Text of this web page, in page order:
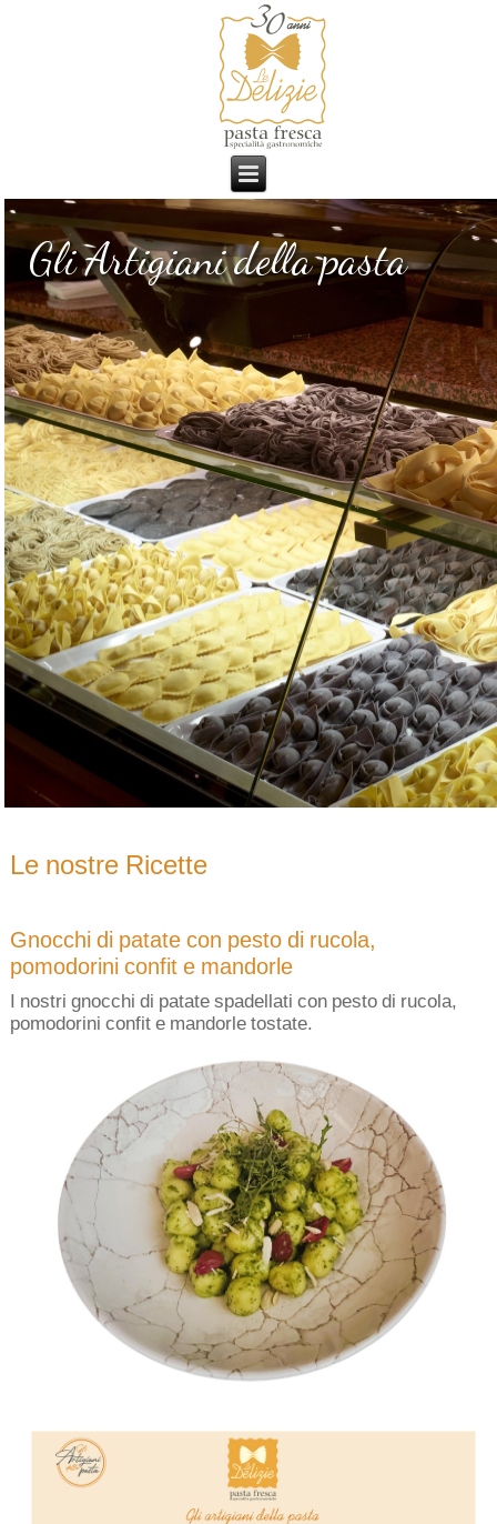
Gli Artigiani della pasta
Le nostre Ricette
Gnocchi di patate con pesto di rucola,
pomodorini confit e mandorle
I nostri gnocchi di patate spadellati con pesto di rucola,
pomodorini confit e mandorle tostate.